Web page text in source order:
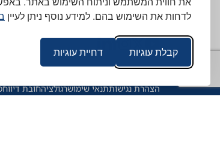
לדחות את השימוש בהם. למידע נוסף ניתן לעיין
קבלת עוגיות דחיית עוגיות
פלימן משה 8, חיפה
הצהרת נגישותתנאי שימושרגולציהחובת דיווח